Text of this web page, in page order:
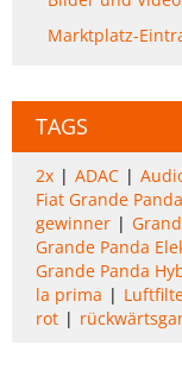
Marktplatz-
TAGS
2x ADAC
Fiat Grande Panda
gewinner
Grande Panda
Grande Panda
la prima
rot